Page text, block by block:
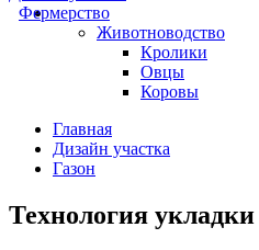
Фермерство
Животноводство
Кролики
Овцы
Коровы
Главная
Дизайн участка
Газон
Технология укладки